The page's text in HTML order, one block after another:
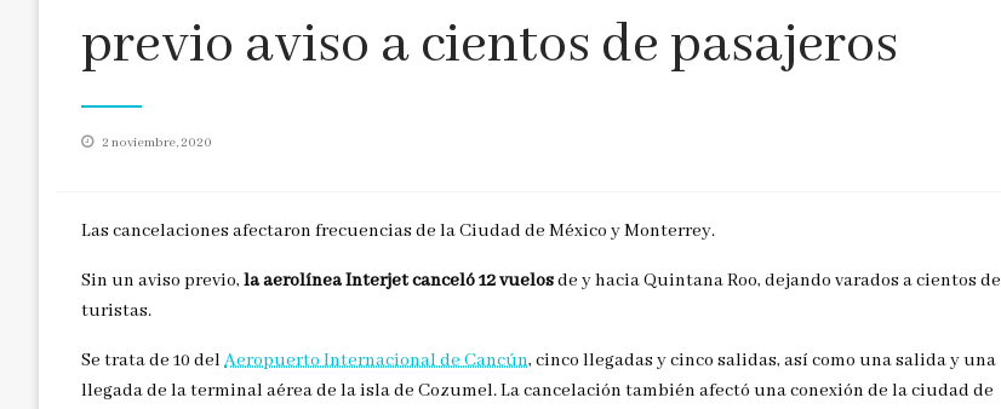
previo aviso a cientos de pasajeros
Publicado
2 noviembre, 2020
Las cancelaciones afectaron frecuencias de la Ciudad de México y Monterrey.
Sin un aviso previo, la aerolínea Interjet canceló 12 vuelosde y hacia Quintana Roo, dejando varados a cientos de
turistas.
Se trata de 10 delAeropuerto Internacional de Cancún, cinco llegadas y cinco salidas, así como una salida y una
llegada de la terminal aérea de la isla de Cozumel. La cancelación también afectó una conexión de la ciudad de